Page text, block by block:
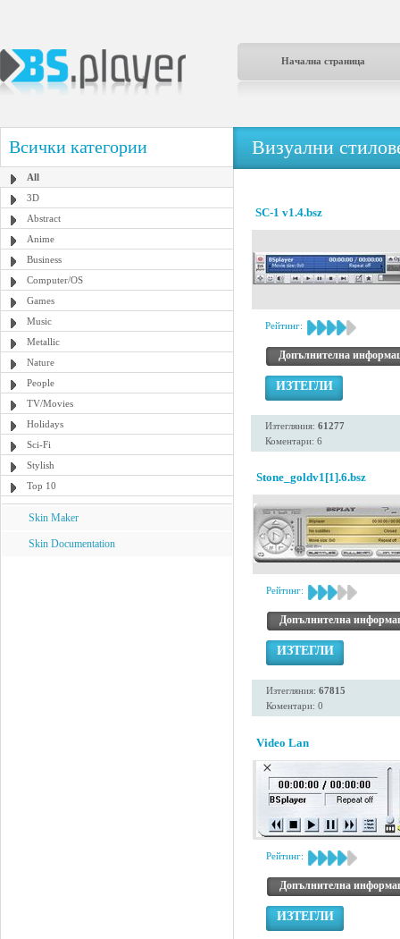
Начална страница
Всички категории
All
3D
Abstract
Anime
Business
Computer/OS
Games
Music
Metallic
Nature
People
TV/Movies
Holidays
Sci-Fi
Stylish
Top 10
Skin Maker
Skin Documentation
Визуални
SC-1 v1.4.bsz
Рейтинг:
Допълнителна
ИЗТЕГЛИ
Изтегляния: 61277
Коментари: 6
Stone_goldv1[1].6.bsz
Рейтинг:
Допълнителна
ИЗТЕГЛИ
Изтегляния: 67815
Коментари: 0
Video Lan
Рейтинг:
Допълнителна
ИЗТЕГЛИ